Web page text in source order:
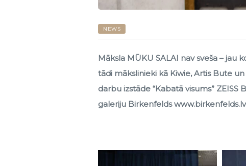
NEWS
Māksla MŪKU SALAI nav sveša – jau
tādi mākslinieki kā Kiwie, Artis Bute
darbu izstāde “Kabatā visums”
galeriju Birkenfeldswww.birkenfelds.lv